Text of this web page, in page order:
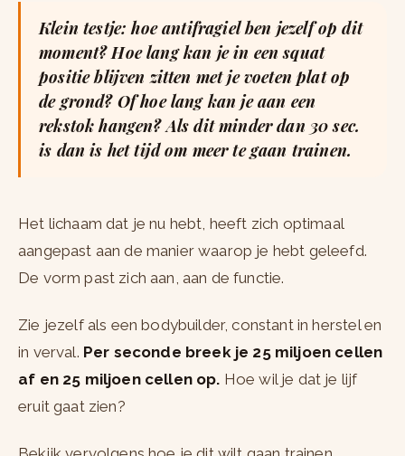
Klein testje: hoe antifragiel ben jezelf op dit
moment? Hoe lang kan je in een squat
positie blijven zitten met je voeten plat op
de grond? Of hoe lang kan je aan een
rekstok hangen? Als dit minder dan 30 sec.
is dan is het tijd om meer te gaan trainen.
Het lichaam dat je nu hebt, heeft zich optimaal
aangepast aan de manier waarop je hebt geleefd.
De vorm past zich aan, aan de functie.
Zie jezelf als een bodybuilder, constant in herstel en
in verval. Per seconde breek je 25 miljoen cellen
af en 25 miljoen cellen op. Hoe wil je dat je lijf
eruit gaat zien?